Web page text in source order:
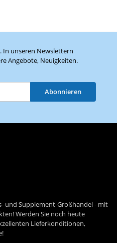
In unseren Newslettern
Angebote, Neuigkeiten.
Abonnieren
und Supplement-Großhandel - mit
Werden Sie noch heute
Lieferkonditionen,